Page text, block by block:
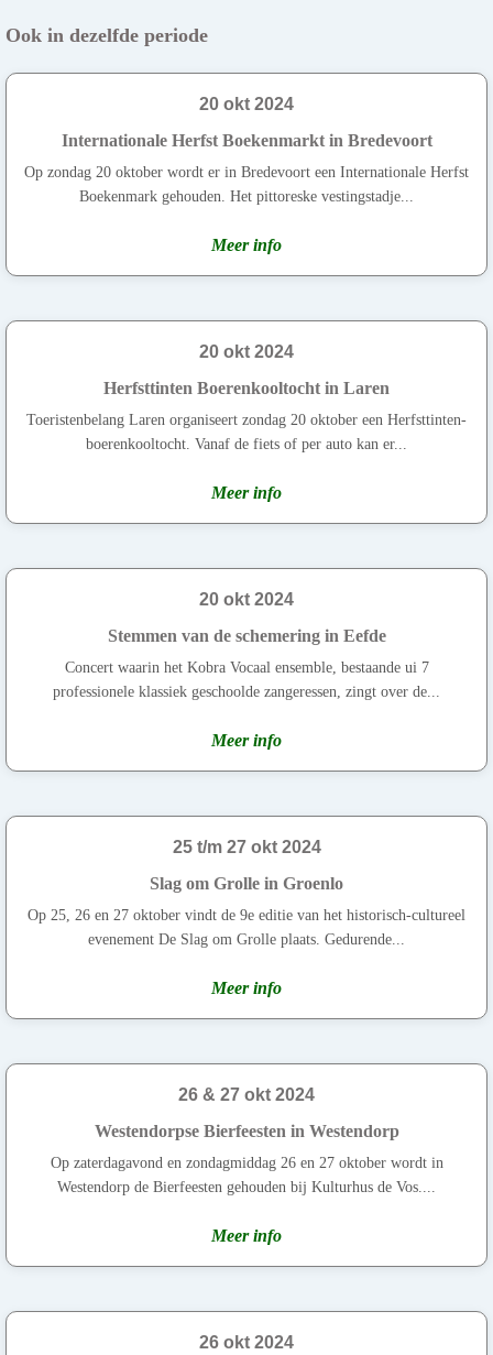
Ook in dezelfde periode
20 okt 2024
Internationale Herfst Boekenmarkt in Bredevoort
Op zondag 20 oktober wordt er in Bredevoort een Internationale Herfst
Boekenmark gehouden. Het pittoreske vestingstadje...
Meer info
20 okt 2024
Herfsttinten Boerenkooltocht in Laren
Toeristenbelang Laren organiseert zondag 20 oktober een Herfsttinten-
boerenkooltocht. Vanaf de fiets of per auto kan er...
Meer info
20 okt 2024
Stemmen van de schemering in Eefde
Concert waarin het Kobra Vocaal ensemble, bestaande ui 7
professionele klassiek geschoolde zangeressen, zingt over de...
Meer info
25 t/m 27 okt 2024
Slag om Grolle in Groenlo
Op 25, 26 en 27 oktober vindt de 9e editie van het historisch-cultureel
evenement De Slag om Grolle plaats. Gedurende...
Meer info
26 & 27 okt 2024
Westendorpse Bierfeesten in Westendorp
Op zaterdagavond en zondagmiddag 26 en 27 oktober wordt in
Westendorp de Bierfeesten gehouden bij Kulturhus de Vos....
Meer info
26 okt 2024